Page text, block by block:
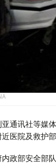
通讯社等媒
医院及救护
政部安全部